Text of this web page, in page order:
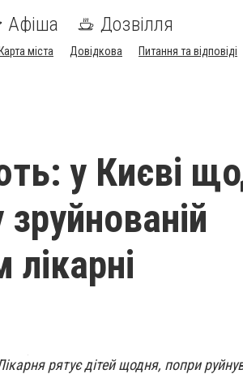
Афіша Дозвілля
Карта міста Довідкова Питання та відповіді
у Києві
рятує дітей щодня, попри